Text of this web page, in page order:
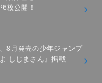
枚公開！
8月発売の少年ジャンプ
しじまさん』掲載